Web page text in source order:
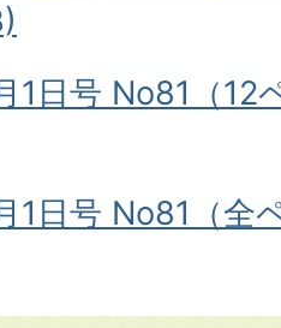
1日号 No81（12
1日号 No81（全